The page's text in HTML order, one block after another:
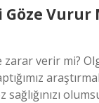
Göze Vurur
verir mi?